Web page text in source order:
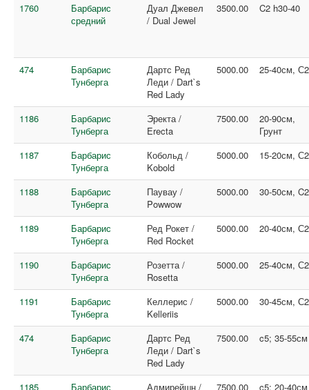
1760
Барбарис
средний
Дуал Джевел
/ Dual Jewel
3500.00 C2 h30-40
474
Барбарис
Тунберга
Дартс Ред
Леди / Dart`s
Red Lady
5000.00 25-40см,
1186
Барбарис
Тунберга
Эректа /
Erecta
7500.00
20-90см,
Грунт
1187
Барбарис
Тунберга
Кобольд /
Kobold
5000.00 15-20см,
1188
Барбарис
Тунберга
Паувау /
Powwow
5000.00 30-50см, C2
1189
Барбарис
Тунберга
Ред Рокет /
Red Rocket
5000.00 20-40см,
1190
Барбарис
Тунберга
Розетта /
Rosetta
5000.00 25-40см,
1191
Барбарис
Тунберга
Келлерис /
Kelleriis
5000.00 30-45см,
474
Барбарис
Тунберга
Дартс Ред
Леди / Dart`s
Red Lady
7500.00 c5; 35-55см
1185 Барбарис Адмирейшн / 7500.00 c5; 20-40см